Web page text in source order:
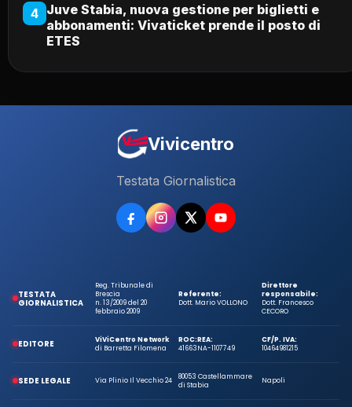
4 Juve Stabia, nuova gestione per biglietti e
abbonamenti: Vivaticket prende il posto di
ETES
Vivicentro
Testata Giornalistica
TESTATA
GIORNALISTICA
Reg. Tribunale di
Brescia
n. 13/2009 del 20
febbraio 2009
Referente:
Dott. Mario VOLLONO
Direttore
responsabile:
Dott. Francesco
CECORO
EDITORE
ViViCentro Network
di Barretta Filomena
ROC:
41663
REA:
NA-1107749
CF/P. IVA:
10464981215
SEDE LEGALE Via Plinio Il Vecchio 24
80053 Castellammare
di Stabia
Napoli